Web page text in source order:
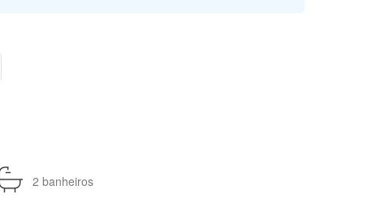
2 banheiros